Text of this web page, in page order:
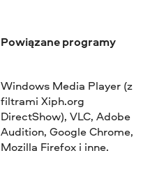
Powiązane programy
Windows Media Player (z
filtrami Xiph.org
DirectShow), VLC, Adobe
Audition, Google Chrome,
Mozilla Firefox i inne.